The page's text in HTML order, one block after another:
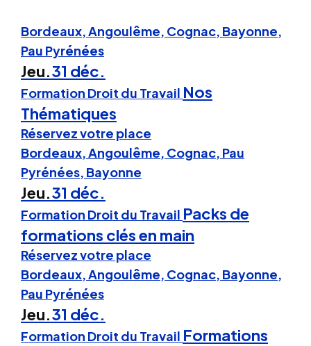
Bordeaux, Angoulême, Cognac, Bayonne,
Pau Pyrénées
Jeu.31 déc.
Formation Droit du Travail Nos
Thématiques
Réservez votre place
Bordeaux, Angoulême, Cognac, Pau
Pyrénées, Bayonne
Jeu.31 déc.
Formation Droit du Travail Packs de
formations clés en main
Réservez votre place
Bordeaux, Angoulême, Cognac, Bayonne,
Pau Pyrénées
Jeu.31 déc.
Formation Droit du Travail Formations